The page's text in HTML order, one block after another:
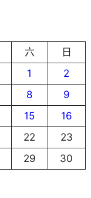
六
日
1
2
8
9
15
16
22
23
29
30